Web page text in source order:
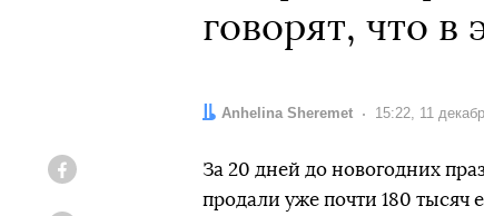
говорят, что в
Автор:
Anhelina Sheremet Дата:
15:22, 11
За 20 дней до новогодних
продали уже почти 180 тысяч